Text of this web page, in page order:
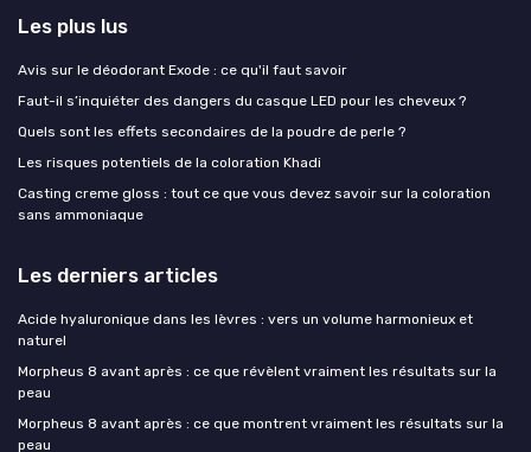
Les plus lus
Avis sur le déodorant Exode : ce qu'il faut savoir
Faut-il s’inquiéter des dangers du casque LED pour les cheveux ?
Quels sont les effets secondaires de la poudre de perle ?
Les risques potentiels de la coloration Khadi
Casting creme gloss : tout ce que vous devez savoir sur la coloration
sans ammoniaque
Les derniers articles
Acide hyaluronique dans les lèvres : vers un volume harmonieux et
naturel
Morpheus 8 avant après : ce que révèlent vraiment les résultats sur la
peau
Morpheus 8 avant après : ce que montrent vraiment les résultats sur la
peau